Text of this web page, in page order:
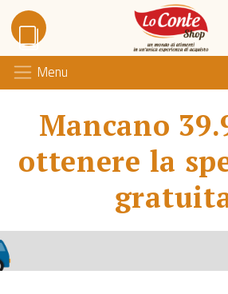
Lo
Menu
Mancano
ottenere la